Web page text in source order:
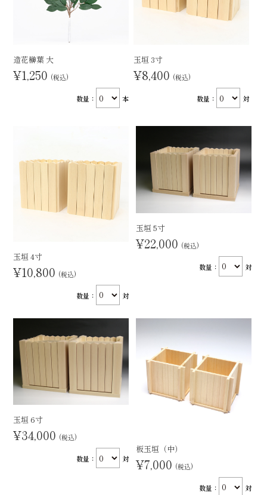
造花榊葉 大
¥1,250 (税込)
数量： 本
玉垣 3寸
¥8,400 (税込)
数量： 対
玉垣 4寸
¥10,800 (税込)
数量： 対
玉垣 5寸
¥22,000 (税込)
数量： 対
玉垣 6寸
¥34,000 (税込)
数量： 対
板玉垣（中）
¥7,000 (税込)
数量： 対